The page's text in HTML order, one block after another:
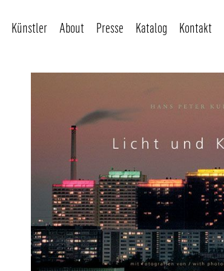
Künstler About Presse Katalog Kontakt